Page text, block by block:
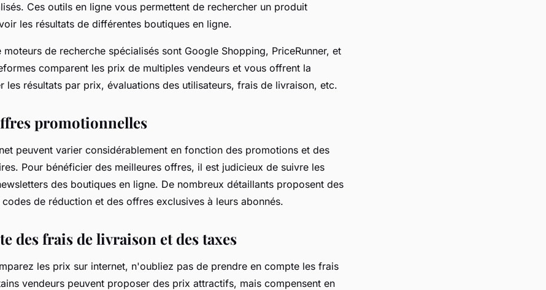
Ces outils en ligne vous permettent de rechercher un produit
les résultats de différentes boutiques en ligne.
moteurs de recherche spécialisés sont Google Shopping, PriceRunner, et
comparent les prix de multiples vendeurs et vous offrent la
les résultats par prix, évaluations des utilisateurs, frais de livraison, etc.
promotionnelles
peuvent varier considérablement en fonction des promotions et des
Pour bénéficier des meilleures offres, il est judicieux de suivre les
des boutiques en ligne. De nombreux détaillants proposent des
de réduction et des offres exclusives à leurs abonnés.
des frais de livraison et des taxes
les prix sur internet, n'oubliez pas de prendre en compte les frais
vendeurs peuvent proposer des prix attractifs, mais compensent en